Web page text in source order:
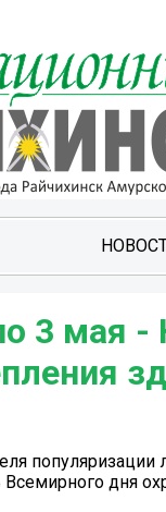
3 мая
популяризации
Всемирного дня